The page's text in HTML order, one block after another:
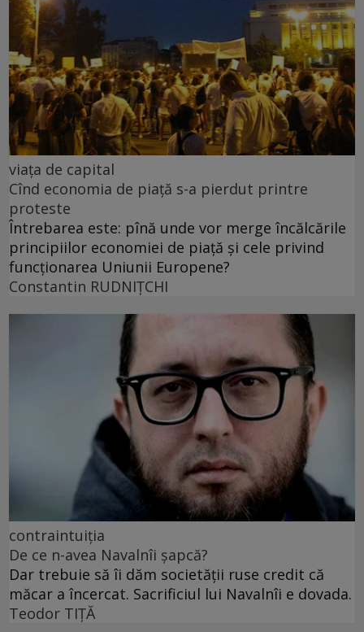
viața de capital
Cînd economia de piață s-a pierdut printre
proteste
Întrebarea este: pînă unde vor merge încălcările
principiilor economiei de piață și cele privind
funcționarea Uniunii Europene?
Constantin RUDNIŢCHI
contraintuiția
De ce n-avea Navalnîi șapcă?
Dar trebuie să îi dăm societății ruse credit că
măcar a încercat. Sacrificiul lui Navalnîi e dovada.
Teodor TIŢĂ